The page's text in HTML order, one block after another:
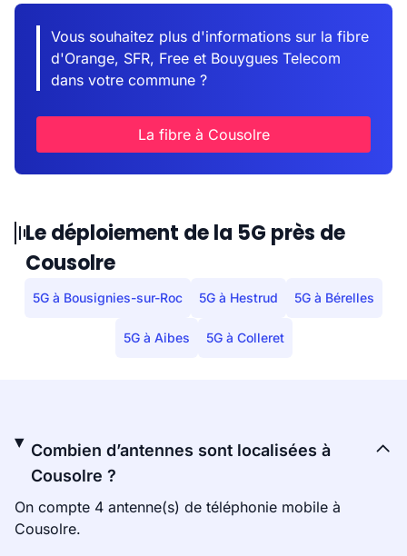
Vous souhaitez plus d'informations sur la fibre
d'Orange, SFR, Free et Bouygues Telecom
dans votre commune ?
La fibre à Cousolre
Le déploiement de la 5G près de
Cousolre
5G à Bousignies-sur-Roc 5G à Hestrud 5G à Bérelles
5G à Aibes 5G à Colleret
Combien d’antennes sont localisées à
Cousolre ?
On compte 4 antenne(s) de téléphonie mobile à
Cousolre.